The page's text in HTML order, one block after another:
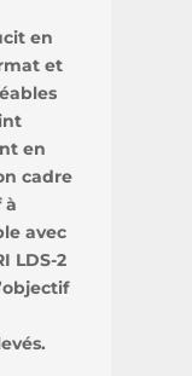
en
et
en
cadre
à
avec
LDS-2